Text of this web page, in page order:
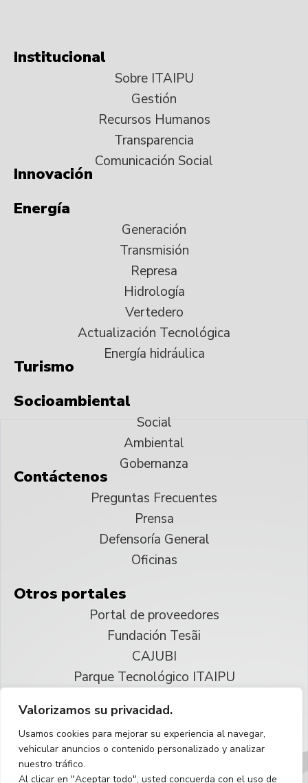
Valorizamos su privacidad.
Usamos cookies para mejorar su experiencia al navegar,
vehicular anuncios o contenido personalizado y analizar
nuestro tráfico.
Al clicar en "Aceptar todo", usted concuerda con el uso de
Institucional
Sobre ITAIPU
Gestión
Recursos Humanos
Transparencia
Comunicación Social
Innovación
Energía
Generación
Transmisión
Represa
Hidrología
Vertedero
Actualización Tecnológica
Energía hidráulica
Turismo
Socioambiental
Social
Ambiental
Gobernanza
Contáctenos
Preguntas Frecuentes
Prensa
Defensoría General
Oficinas
Otros portales
Portal de proveedores
Fundación Tesãi
CAJUBI
Parque Tecnológico ITAIPU
Reservados todos los derechos
Español